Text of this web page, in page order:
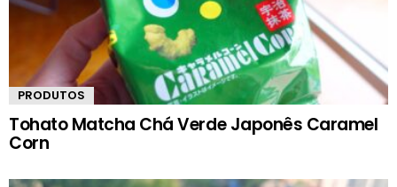
PRODUTOS
Tohato Matcha Chá Verde Japonês Caramel
Corn